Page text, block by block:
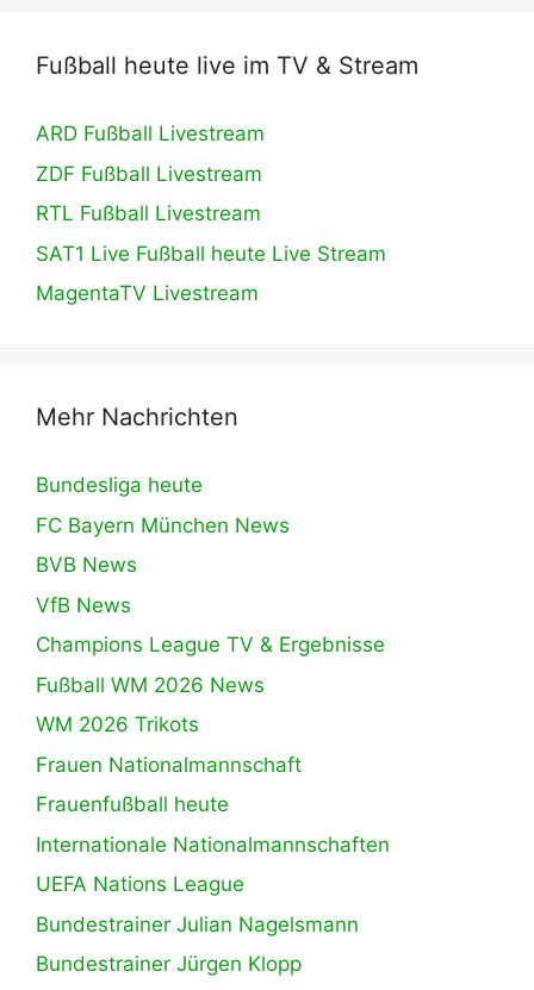
Fußball heute live im TV & Stream
ARD Fußball Livestream
ZDF Fußball Livestream
RTL Fußball Livestream
SAT1 Live Fußball heute Live Stream
MagentaTV Livestream
Mehr Nachrichten
Bundesliga heute
FC Bayern München News
BVB News
VfB News
Champions League TV & Ergebnisse
Fußball WM 2026 News
WM 2026 Trikots
Frauen Nationalmannschaft
Frauenfußball heute
Internationale Nationalmannschaften
UEFA Nations League
Bundestrainer Julian Nagelsmann
Bundestrainer Jürgen Klopp